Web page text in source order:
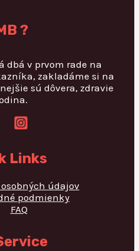
?
dbá v prvom rade na
zakladáme si na
sú dôvera, zdravie
Links
údajov
podmienky
FAQ